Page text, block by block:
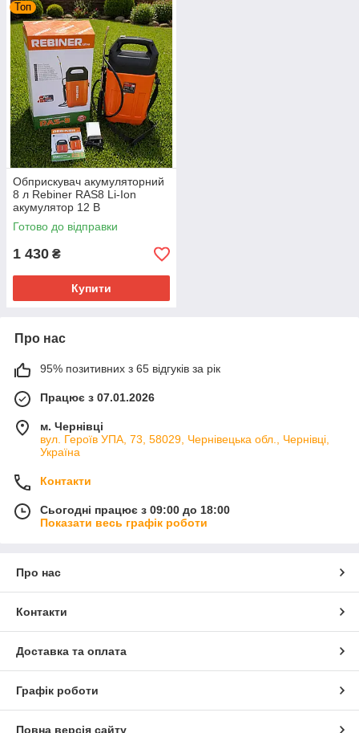
Топ
Обприскувач акумуляторний
8 л Rebiner RAS8 Li-Ion
акумулятор 12 В
Готово до відправки
1 430 ₴
Купити
Про нас
95% позитивних з 65 відгуків за рік
Працює з 07.01.2026
м. Чернівці
вул. Героїв УПА, 73, 58029, Чернівецька обл., Чернівці,
Україна
Контакти
Сьогодні працює з 09:00 до 18:00
Показати весь графік роботи
Про нас
Контакти
Доставка та оплата
Графік роботи
Повна версія сайту